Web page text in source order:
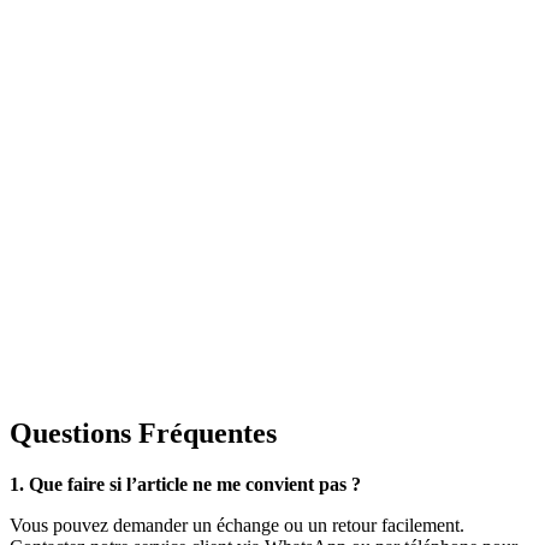
Questions Fréquentes
1. Que faire si l’article ne me convient pas ?
Vous pouvez demander un échange ou un retour facilement.